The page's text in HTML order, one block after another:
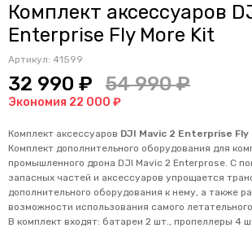
Комплект аксессуаров
Enterprise Fly More Kit
Артикул: 41599
32 990 ₽ 54 990 ₽
Экономия 22 000 ₽
Комплект аксессуаров DJI Mavic 2 Enterprise Fly
Комплект дополнительного оборудования для
промышленного дрона DJI Mavic 2 Enterprose. С
запасных частей и аксессуаров упрощается
дополнительного оборудования к нему, а также
возможности использования самого
В комплект входят: батареи 2 шт., пропеллеры 4